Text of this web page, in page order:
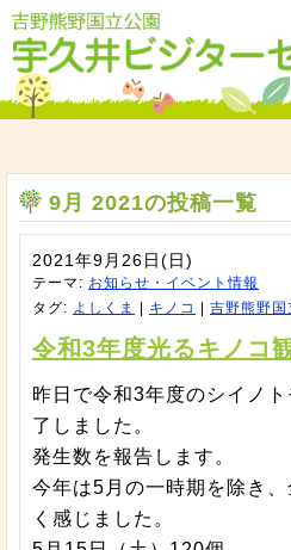
9月 2021の投稿一覧
2021年9月26日(日)
テーマ: お知らせ・イベント情報
タグ: よしくま キノコ 吉野熊野国
令和3年度光るキノコ
昨日で令和3年度のシイノ
了しました。
発生数を報告します。
今年は5月の一時期を除き
く感じました。